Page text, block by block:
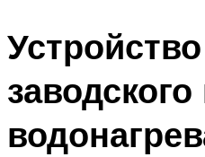
Устройство
заводского